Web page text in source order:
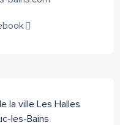
la ville Les Halles
les-Bains